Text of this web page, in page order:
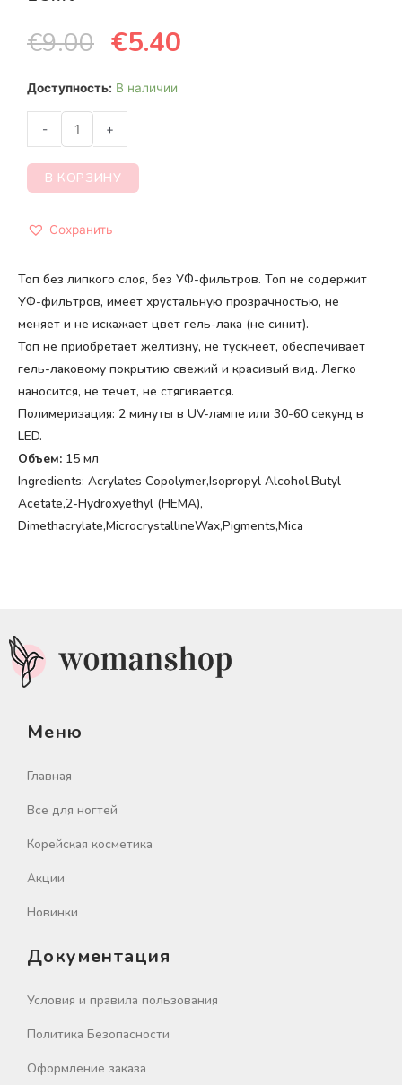
€9.00 €5.40
Доступность: В наличии
- +
В КОРЗИНУ
Сохранить
Топ без липкого слоя, без УФ-фильтров. Топ не содержит
УФ-фильтров, имеет хрустальную прозрачностью, не
меняет и не искажает цвет гель-лака (не синит).
Топ не приобретает желтизну, не тускнеет, обеспечивает
гель-лаковому покрытию свежий и красивый вид. Легко
наносится, не течет, не стягивается.
Полимеризация: 2 минуты в UV-лампе или 30-60 секунд в
LED.
Объем: 15 мл
Ingredients: Acrylates Copolymer,Isopropyl Alcohol,Butyl
Acetate,2-Hydroxyethyl (HEMA),
Dimethacrylate,MicrocrystallineWax,Pigments,Mica
Меню
Главная
Все для ногтей
Корейская косметика
Акции
Новинки
Документация
Условия и правила пользования
Политика Безопасности
Оформление заказа